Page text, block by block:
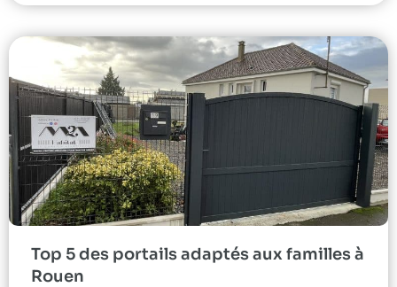
Top 5 des portails adaptés aux familles à
Rouen